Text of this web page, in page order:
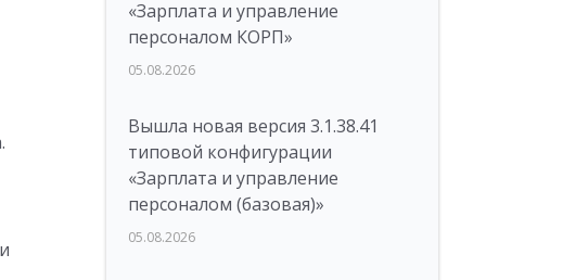
«Зарплата и управление
персоналом КОРП»
05.08.2026
Вышла новая версия 3.1.38.41
типовой конфигурации
«Зарплата и управление
персоналом (базовая)»
05.08.2026